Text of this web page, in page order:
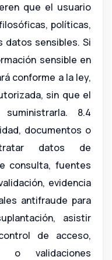
que el usuario
políticas,
datos sensibles. Si
sensible en
conforme a la ley,
sin que el
8.4
documentos o
datos de
consulta, fuentes
evidencia
antifraude para
asistir
de acceso,
o validaciones